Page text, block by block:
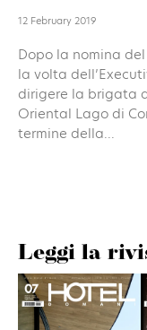
12 February 2019
Dopo la nomina
la volta
dirigere la brigata
Oriental Lago di
termine della...
Leggi la